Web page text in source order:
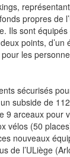
propres de
Ils sont
points,
les
sécurisés
subside de
9 arceaux pour
vélos (50
nouveaux
de l’ULiège